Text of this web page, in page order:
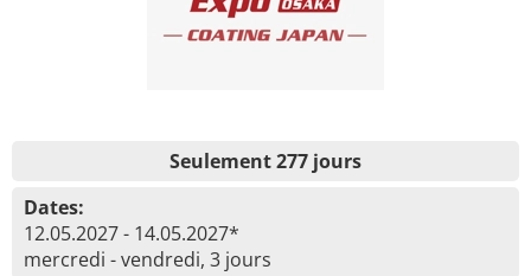
Seulement 277 jours
Dates:
12.05.2027 - 14.05.2027*
mercredi - vendredi, 3 jours